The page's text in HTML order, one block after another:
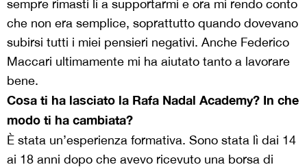
sempre rimasti lì a supportarmi e ora mi rendo conto
che non era semplice, soprattutto quando dovevano
subirsi tutti i miei pensieri negativi. Anche Federico
Maccari ultimamente mi ha aiutato tanto a lavorare
bene.
Cosa ti ha lasciato la Rafa Nadal Academy? In che
modo ti ha cambiata?
È stata un’esperienza formativa. Sono stata lì dai 14
ai 18 anni dopo che avevo ricevuto una borsa di